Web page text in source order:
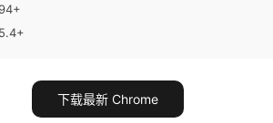
下载最新 Chrome